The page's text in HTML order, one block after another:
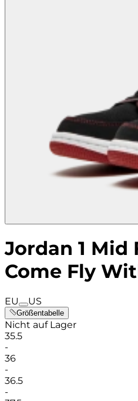
Jordan 1 Mid
Come Fly
EU US
Größentabelle
Nicht auf Lager
35.5
-
36
-
36.5
-